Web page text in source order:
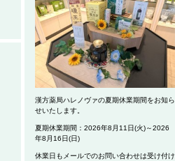
漢方薬局ハレノヴァの夏期休業期間をお知ら
せいたします。
夏期休業期間：2026年8月11日(火)～2026
年8月16日(日)
休業日もメールでのお問い合わせは受け付け